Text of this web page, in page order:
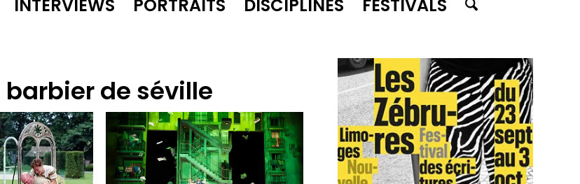
INTERVIEWS PORTRAITS DISCIPLINES FESTIVALS
barbier de séville